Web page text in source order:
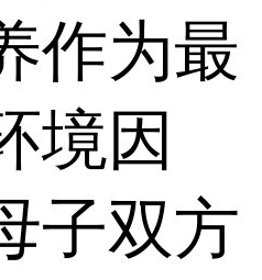
作为最
境因
子双方